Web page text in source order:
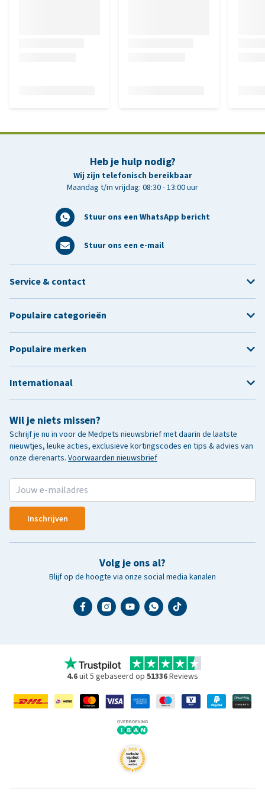
Heb je hulp nodig?
Wij zijn telefonisch bereikbaar
Maandag t/m vrijdag: 08:30 - 13:00 uur
Stuur ons een WhatsApp bericht
Stuur ons een e-mail
Wil je niets missen?
Schrijf je nu in voor de Medpets nieuwsbrief met daarin de laatste
nieuwtjes, leuke acties, exclusieve kortingscodes en tips & advies van
onze dierenarts. Voorwaarden nieuwsbrief
Inschrijven
Volg je ons al?
Blijf op de hoogte via onze social media kanalen
Service & contact
Populaire categorieën
Populaire merken
Internationaal
4.6uit 5 gebaseerd op 51336Reviews